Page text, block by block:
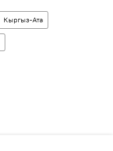
Кыргыз-Ата